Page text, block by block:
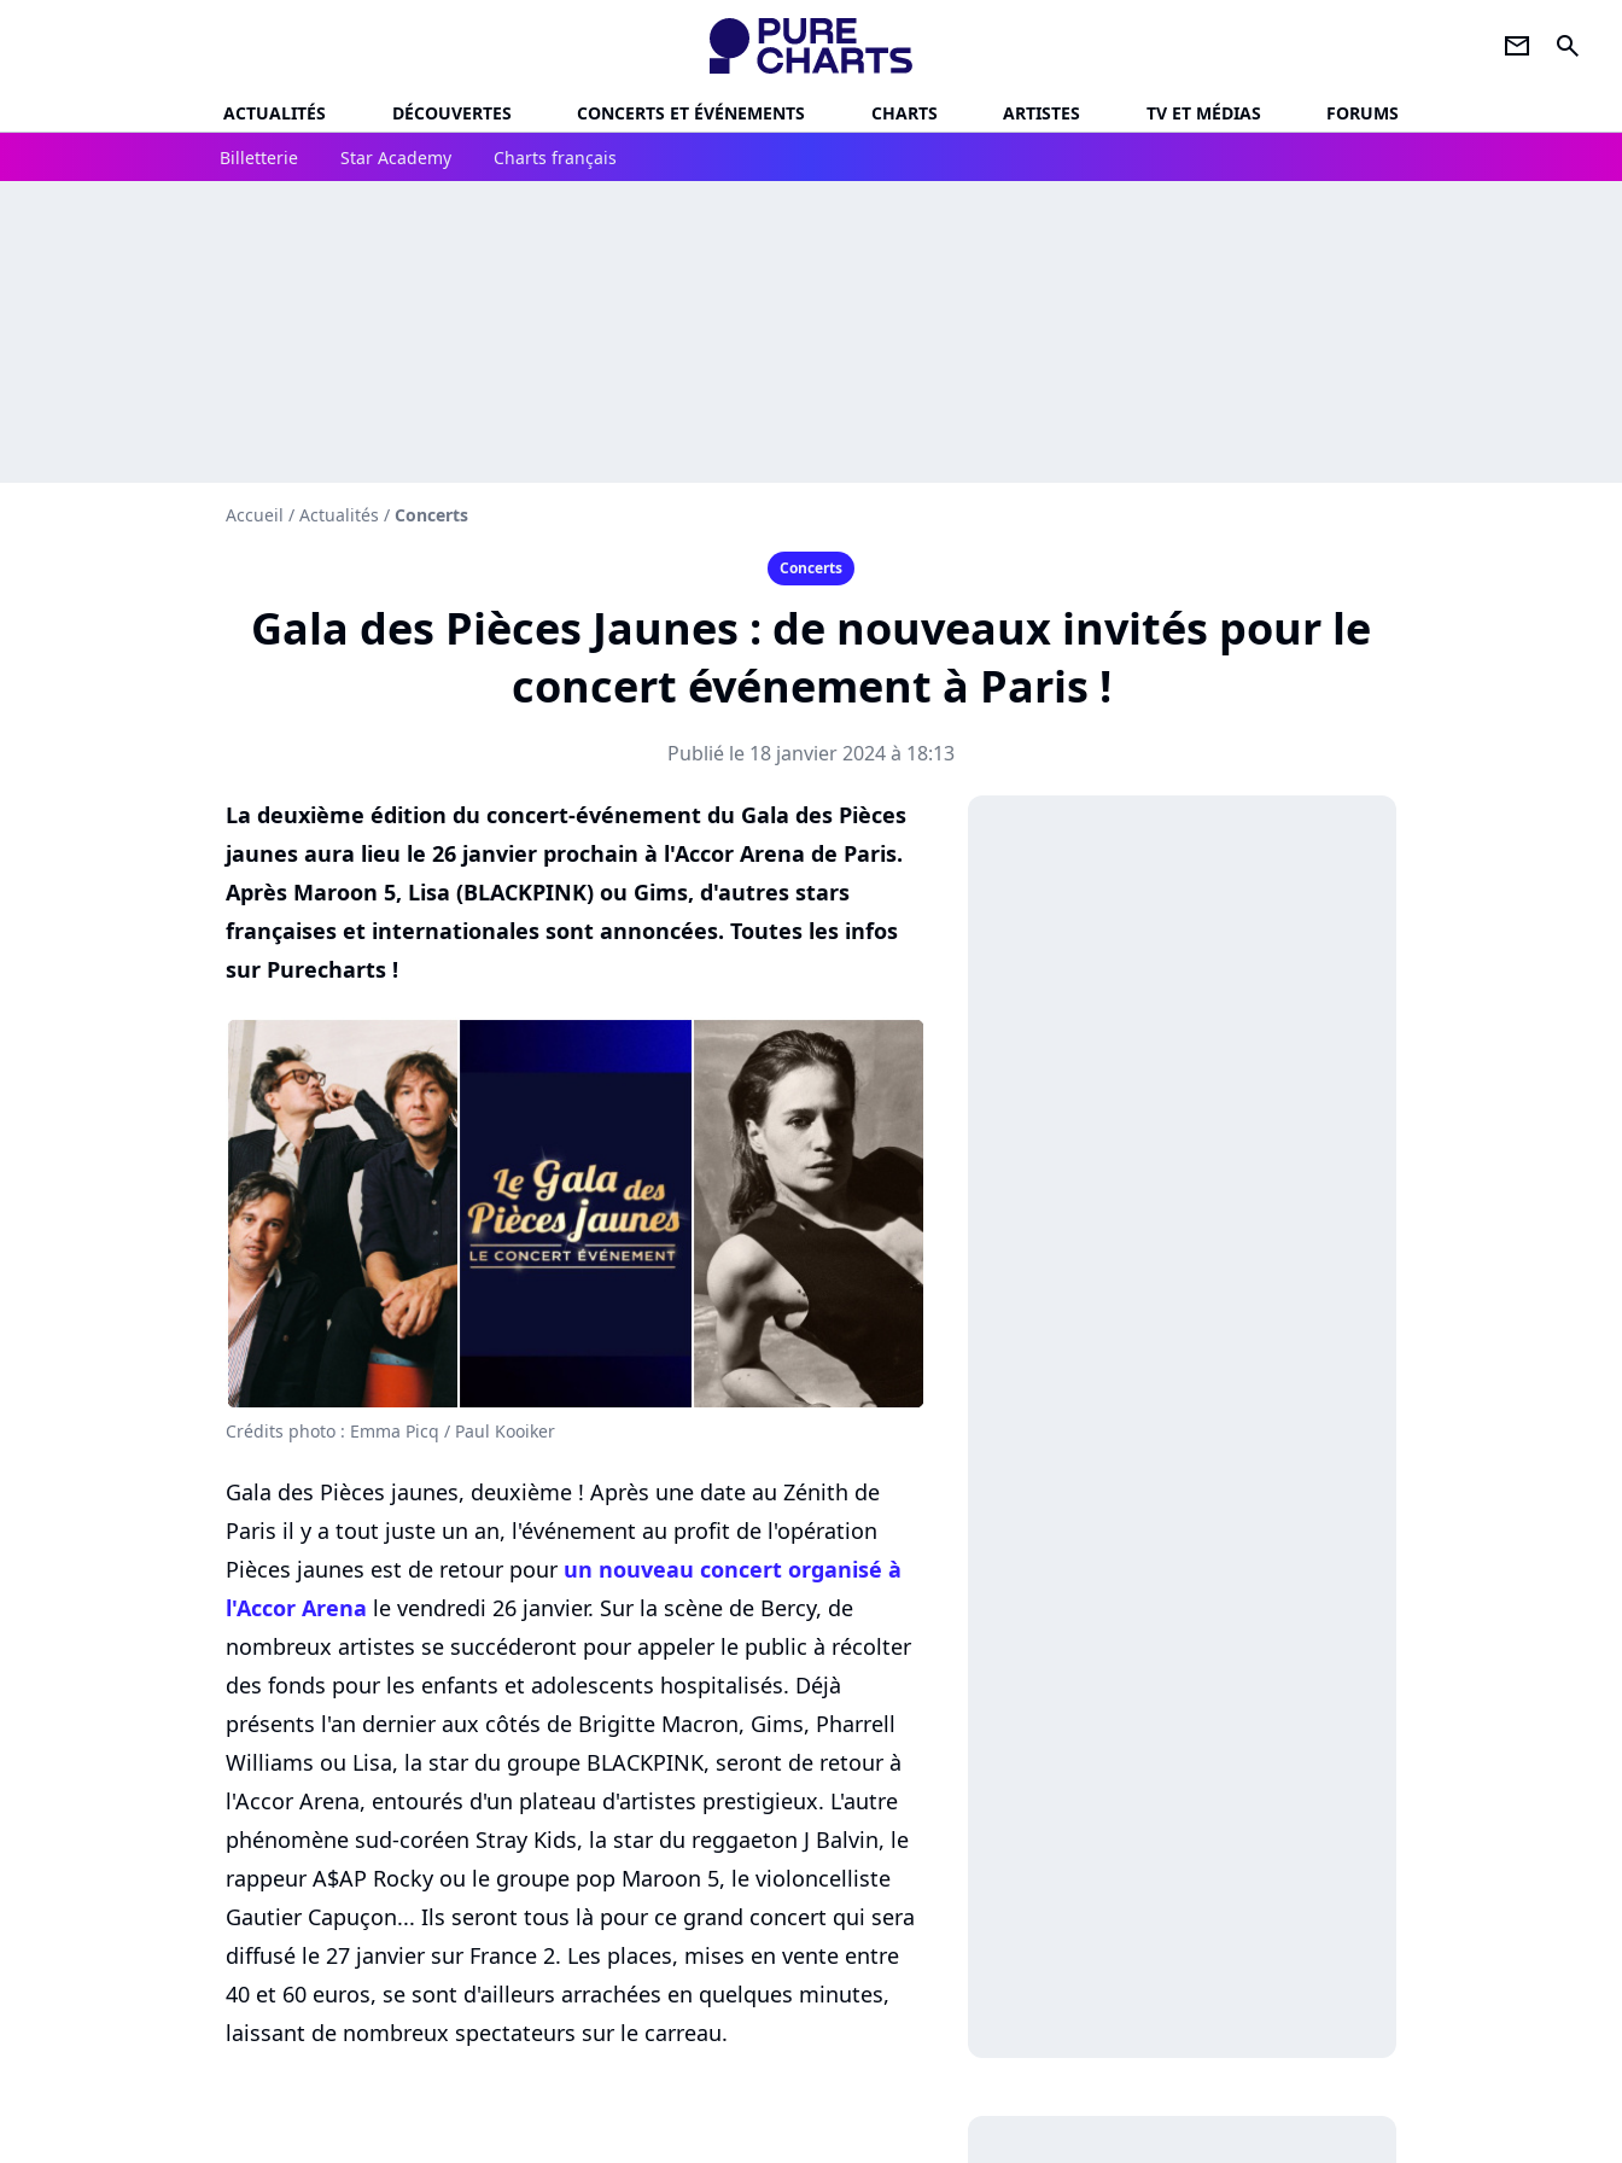
newsletter search
ACTUALITÉS DÉCOUVERTES CONCERTS ET ÉVÉNEMENTS CHARTS ARTISTES TV ET MÉDIAS
FORUMS
Billetterie
Star Academy Charts français
Accueil / Actualités / Concerts
Concerts
Gala des Pièces Jaunes : de nouveaux invités pour le
concert événement à Paris !
Publié le 18 janvier 2024 à 18:13
La deuxième édition du concert-événement du Gala des Pièces
jaunes aura lieu le 26 janvier prochain à l'Accor Arena de Paris.
Après Maroon 5, Lisa (BLACKPINK) ou Gims, d'autres stars
françaises et internationales sont annoncées. Toutes les infos
sur Purecharts !
Crédits photo : Emma Picq / Paul Kooiker
Gala des Pièces jaunes, deuxième ! Après une date au Zénith de
Paris il y a tout juste un an, l'événement au profit de l'opération
Pièces jaunes est de retour pour un nouveau concert organisé à
l'Accor Arena le vendredi 26 janvier. Sur la scène de Bercy, de
nombreux artistes se succéderont pour appeler le public à récolter
des fonds pour les enfants et adolescents hospitalisés. Déjà
présents l'an dernier aux côtés de Brigitte Macron, Gims, Pharrell
Williams ou Lisa, la star du groupe BLACKPINK, seront de retour à
l'Accor Arena, entourés d'un plateau d'artistes prestigieux. L'autre
phénomène sud-coréen Stray Kids, la star du reggaeton J Balvin, le
rappeur A$AP Rocky ou le groupe pop Maroon 5, le violoncelliste
Gautier Capuçon... Ils seront tous là pour ce grand concert qui sera
diffusé le 27 janvier sur France 2. Les places, mises en vente entre
40 et 60 euros, se sont d'ailleurs arrachées en quelques minutes,
laissant de nombreux spectateurs sur le carreau.